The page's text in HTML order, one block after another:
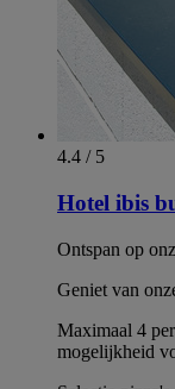
4.4 / 5
Hotel ibis
Ontspan op
Geniet van
Maximaal 4
mogelijkheid